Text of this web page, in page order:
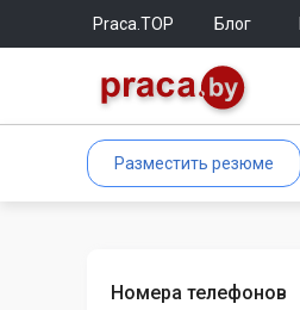
Praca.TOP Блог
Разместить резюме
Номера телефонов